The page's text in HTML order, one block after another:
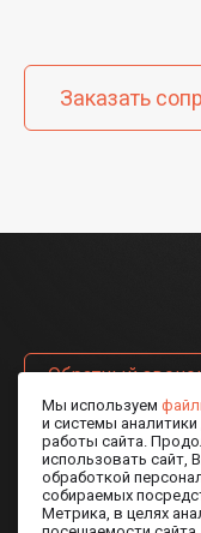
Заказать
Обратный
191014, Санкт-
Лиговский пр., д.
Мы используем
и системы
работы сайта.
использовать сайт,
обработкой
собираемых
Метрика, в целях